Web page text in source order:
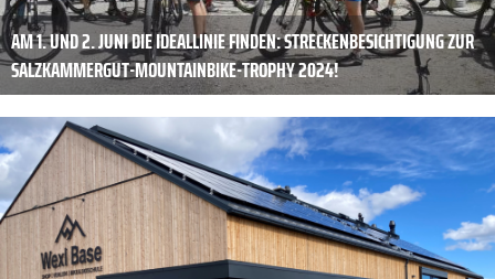
AM 1. UND 2. JUNI DIE IDEALLINIE FINDEN: STRECKENBESICHTIGUNG ZUR
SALZKAMMERGUT-MOUNTAINBIKE-TROPHY 2024!